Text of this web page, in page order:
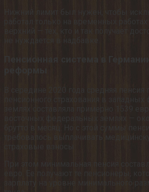
Нижний лимит был нужен, чтобы
работал только на временных
верхний — тех, кто и так получает
Пенсионная система в
В середине 2020 года средняя пенсия
пенсионного страхования в западных
землях составляла примерно 1539
восточных федеральных землях —
брутто в месяц. Но с этой суммы
страховые взносы.
При этом минимальная пенсия
евро. Ее получают те пенсионеры,
зарплату на уровне минимального